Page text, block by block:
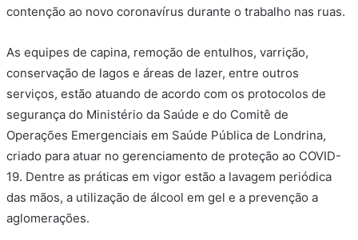
contenção ao novo coronavírus durante o trabalho nas ruas.
As equipes de capina, remoção de entulhos, varrição,
conservação de lagos e áreas de lazer, entre outros
serviços, estão atuando de acordo com os protocolos de
segurança do Ministério da Saúde e do Comitê de
Operações Emergenciais em Saúde Pública de Londrina,
criado para atuar no gerenciamento de proteção ao COVID-
19. Dentre as práticas em vigor estão a lavagem periódica
das mãos, a utilização de álcool em gel e a prevenção a
aglomerações.